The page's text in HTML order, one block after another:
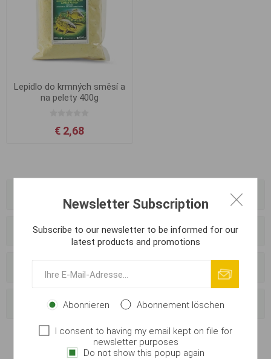
Lepidlo do krmných směsí a
na pelety 400g
€ 2,68
Hersteller
Beliebte Begriffe
Newsletter Subscription
Subscribe to our newsletter to be informed for our
latest products and promotions
Abonnieren Abonnement löschen
I consent to having my email kept on file for
newsletter purposes
Do not show this popup again